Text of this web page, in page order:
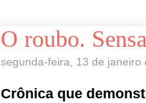
O roubo.
segunda-feira, 13 de janeiro
Crônica que